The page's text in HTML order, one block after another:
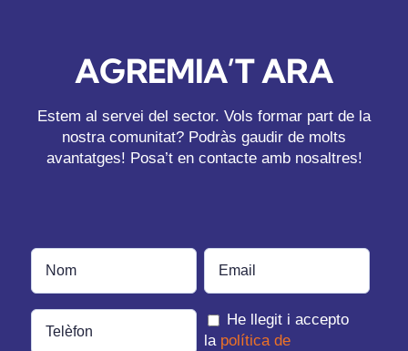
AGREMIA’T ARA
Estem al servei del sector. Vols formar part de la
nostra comunitat? Podràs gaudir de molts
avantatges! Posa’t en contacte amb nosaltres!
He llegit i accepto
la política de